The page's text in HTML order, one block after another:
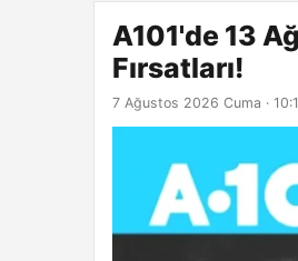
A101'de 13
Fırsatları!
7 Ağustos 2026 Cuma ·